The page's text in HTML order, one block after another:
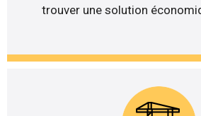
trouver une solution